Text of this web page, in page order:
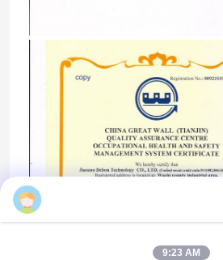
Placa da saia do transporte
placa dupla da saia do selo
Barras do impacto do transporte
cama do impacto do transporte
9:23 AM